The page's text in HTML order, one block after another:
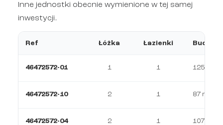
Inne jednostki obecnie wymienione w tej samej
inwestycji.
Ref Łóżka Łazienki Budowa
46472572-01 1 1 125 m²
46472572-10 2 1 87 m²
46472572-04 2 1 107 m²